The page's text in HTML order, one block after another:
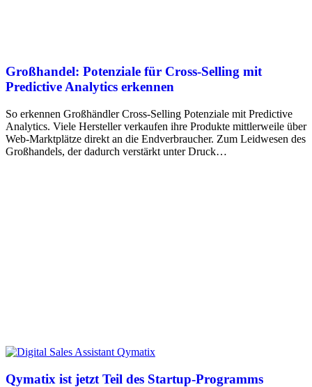
Großhandel: Potenziale für Cross-Selling mit
Predictive Analytics erkennen
So erkennen Großhändler Cross-Selling Potenziale mit Predictive
Analytics. Viele Hersteller verkaufen ihre Produkte mittlerweile über
Web-Marktplätze direkt an die Endverbraucher. Zum Leidwesen des
Großhandels, der dadurch verstärkt unter Druck…
Qymatix ist jetzt Teil des Startup-Programms